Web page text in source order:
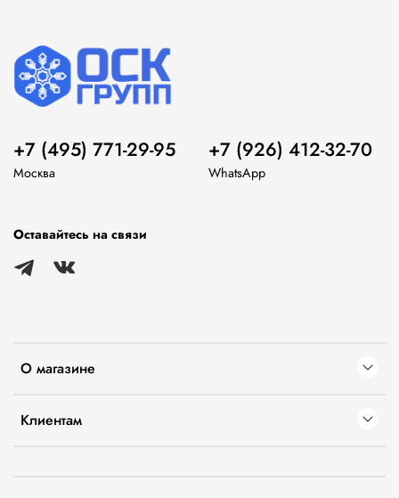
О магазине
Клиентам
+7 (495) 771-29-95
Москва
+7 (926) 412-32-70
WhatsApp
Оставайтесь на связи